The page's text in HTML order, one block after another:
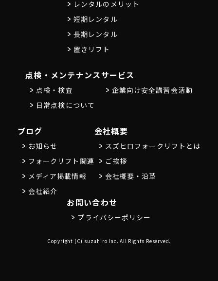
レンタルのメリット
短期レンタル
長期レンタル
置きリフト
点検・メンテナンス
点検・検査
日常点検について
サービス
企業向け安全講習会活動
ブログ
お知らせ
フォークリフト関連
メディア掲載情報
会社紹介
会社概要
スズヒロフォークリフトとは
ご挨拶
会社概要・沿革
お問い合わせ
プライバシーポリシー
Copyright (C) suzuhiro Inc. All Rights Reserved.